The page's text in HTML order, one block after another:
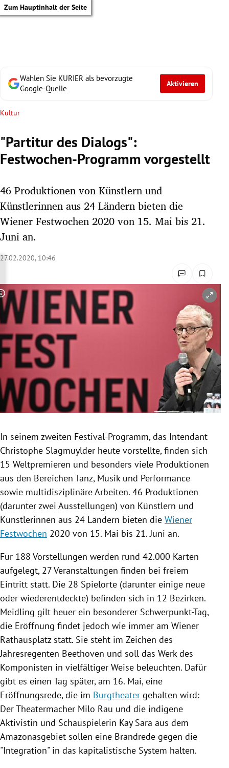
Zum Hauptinhalt der Seite
Untermenü
Untermenü
Untermenü
Untermenü
Untermenü
Untermenü
Untermenü
Untermenü
Untermenü
Untermenü
Wählen Sie KURIER als bevorzugte
Google-Quelle
Aktivieren
Kultur
"Partitur des Dialogs":
Festwochen-Programm vorgestellt
46 Produktionen von Künstlern und
Künstlerinnen aus 24 Ländern bieten die
Wiener Festwochen 2020 von 15. Mai bis 21.
Juni an.
27.02.2020, 10:46
Copyright-Hinweis öffnen/schließen
In seinem zweiten Festival-Programm, das Intendant
Christophe Slagmuylder heute vorstellte, finden sich
15 Weltpremieren und besonders viele Produktionen
aus den Bereichen Tanz, Musik und Performance
sowie multidisziplinäre Arbeiten. 46 Produktionen
(darunter zwei Ausstellungen) von Künstlern und
Künstlerinnen aus 24 Ländern bieten die Wiener
Festwochen 2020 von 15. Mai bis 21. Juni an.
Für 188 Vorstellungen werden rund 42.000 Karten
aufgelegt, 27 Veranstaltungen finden bei freiem
Eintritt statt. Die 28 Spielorte (darunter einige neue
oder wiederentdeckte) befinden sich in 12 Bezirken.
Meidling gilt heuer ein besonderer Schwerpunkt-Tag,
die Eröffnung findet jedoch wie immer am Wiener
Rathausplatz statt. Sie steht im Zeichen des
Jahresregenten Beethoven und soll das Werk des
Komponisten in vielfältiger Weise beleuchten. Dafür
gibt es einen Tag später, am 16. Mai, eine
Eröffnungsrede, die im Burgtheater gehalten wird:
Der Theatermacher Milo Rau und die indigene
Aktivistin und Schauspielerin Kay Sara aus dem
Amazonasgebiet sollen eine Brandrede gegen die
"Integration" in das kapitalistische System halten.